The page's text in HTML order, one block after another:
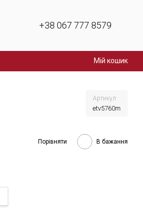
+38 067 777 8579
Мій кошик
Артикул
etv5760m
Порівняти В бажання